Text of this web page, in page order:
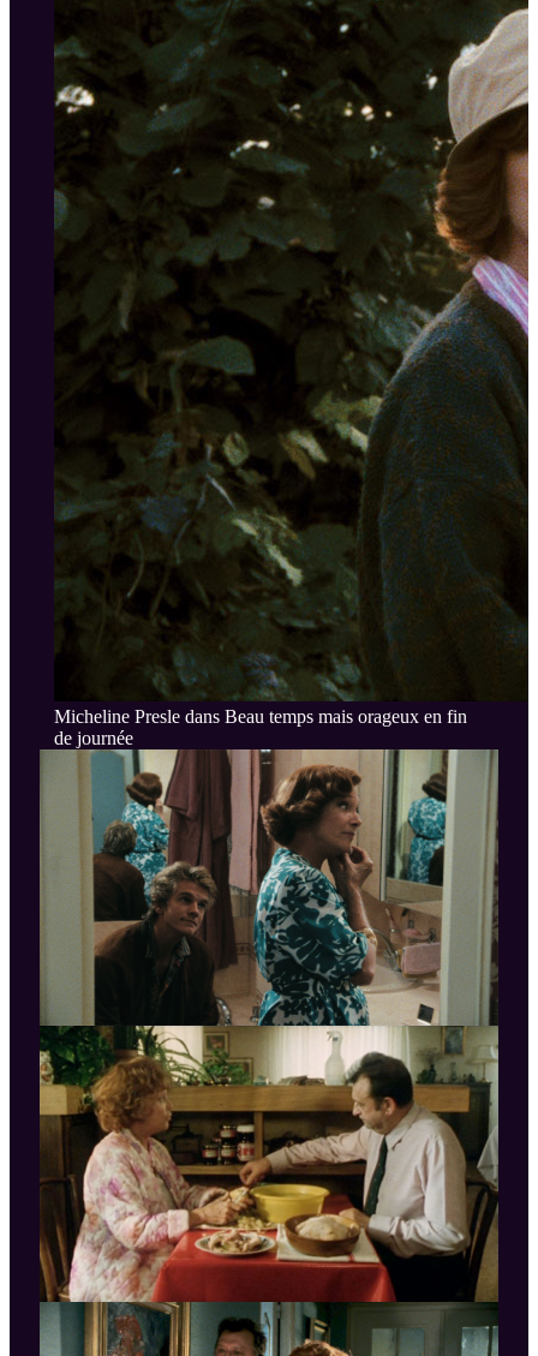
Micheline Presle dans Beau temps mais orageux en fin
de journée